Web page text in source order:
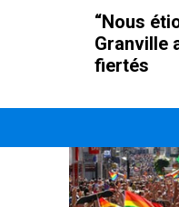
“Nous
Granville
fiertés